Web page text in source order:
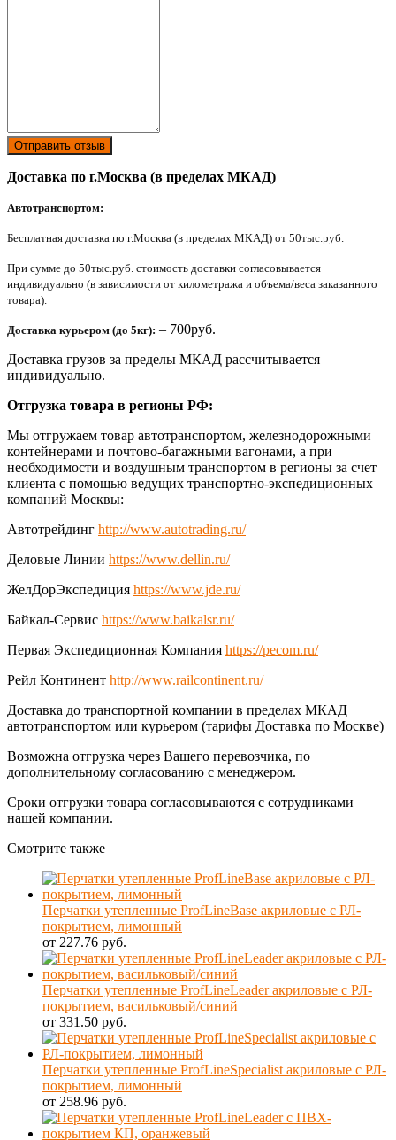
Отправить отзыв
Доставка по г.Москва (в пределах МКАД)
Автотранспортом:
Бесплатная доставка по г.Москва (в пределах МКАД) от 50тыс.руб.
При сумме до 50тыс.руб. стоимость доставки согласовывается
индивидуально (в зависимости от километража и объема/веса заказанного
товара).
Доставка курьером (до 5кг): – 700руб.
Доставка грузов за пределы МКАД рассчитывается
индивидуально.
Отгрузка товара в регионы РФ:
Мы отгружаем товар автотранспортом, железнодорожными
контейнерами и почтово-багажными вагонами, а при
необходимости и воздушным транспортом в регионы за счет
клиента с помощью ведущих транспортно-экспедиционных
компаний Москвы:
Автотрейдинг http://www.autotrading.ru/
Деловые Линии https://www.dellin.ru/
ЖелДорЭкспедиция https://www.jde.ru/
Байкал-Сервис https://www.baikalsr.ru/
Первая Экспедиционная Компания https://pecom.ru/
Рейл Континент http://www.railcontinent.ru/
Доставка до транспортной компании в пределах МКАД
автотранспортом или курьером (тарифы Доставка по Москве)
Возможна отгрузка через Вашего перевозчика, по
дополнительному согласованию с менеджером.
Сроки отгрузки товара согласовываются с сотрудниками
нашей компании.
Смотрите также
Перчатки утепленные ProfLineBase акриловые с РЛ-
покрытием, лимонный
от 227.76 руб.
Перчатки утепленные ProfLineLeader акриловые с РЛ-
покрытием, васильковый/синий
от 331.50 руб.
Перчатки утепленные ProfLineSpecialist акриловые с РЛ-
покрытием, лимонный
от 258.96 руб.